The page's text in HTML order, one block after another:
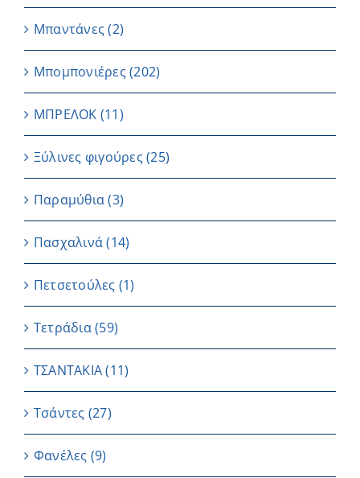
Μπαντάνες (2)
Μπομπονιέρες(202)
ΜΠΡΕΛΟΚ (11)
Ξύλινες φιγούρες(25)
Παραμύθια (3)
Πασχαλινά (14)
Πετσετούλες (1)
Τετράδια(59)
ΤΣΑΝΤΑΚΙΑ (11)
Τσάντες (27)
Φανέλες (9)